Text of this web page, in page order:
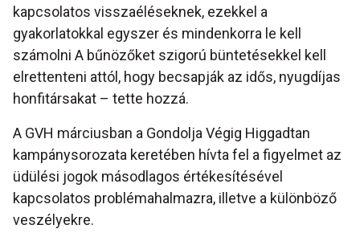
kapcsolatos visszaéléseknek, ezekkel a
gyakorlatokkal egyszer és mindenkorra le kell
számolni A bűnözőket szigorú büntetésekkel kell
elrettenteni attól, hogy becsapják az idős, nyugdíjas
honfitársakat – tette hozzá.
A GVH márciusban a Gondolja Végig Higgadtan
kampánysorozata keretében hívta fel a figyelmet az
üdülési jogok másodlagos értékesítésével
kapcsolatos problémahalmazra, illetve a különböző
veszélyekre.